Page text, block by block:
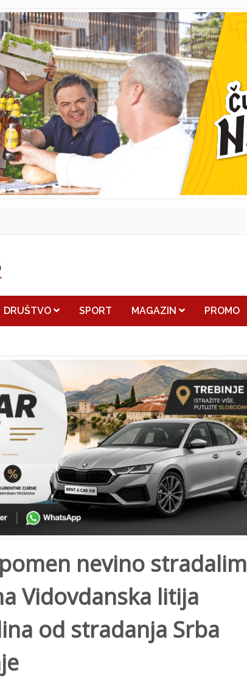
DRUŠTVO SPORT MAGAZIN PROMO
nevino stradalim
Vidovdanska litija
od stradanja Srba